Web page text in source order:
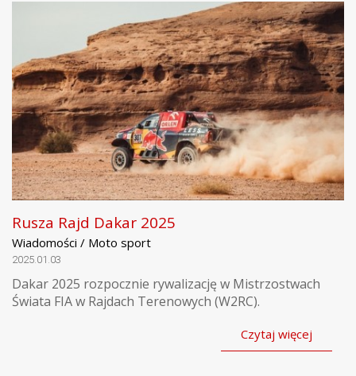
Rusza Rajd Dakar 2025
Wiadomości / Moto sport
2025.01.03
Dakar 2025 rozpocznie rywalizację w Mistrzostwach
Świata FIA w Rajdach Terenowych (W2RC).
Czytaj więcej